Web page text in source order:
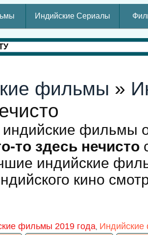
Индийские Сериалы
фильмы »
фильмы
то здесь нечисто
индийские
кино
фильмы 2019 года,